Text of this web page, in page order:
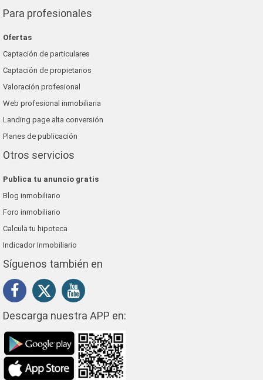
Para profesionales
Ofertas
Captación de particulares
Captación de propietarios
Valoración profesional
Web profesional inmobiliaria
Landing page alta conversión
Planes de publicación
Otros servicios
Publica tu anuncio gratis
Blog inmobiliario
Foro inmobiliario
Calcula tu hipoteca
Indicador Inmobiliario
Síguenos también en
Descarga nuestra APP en: